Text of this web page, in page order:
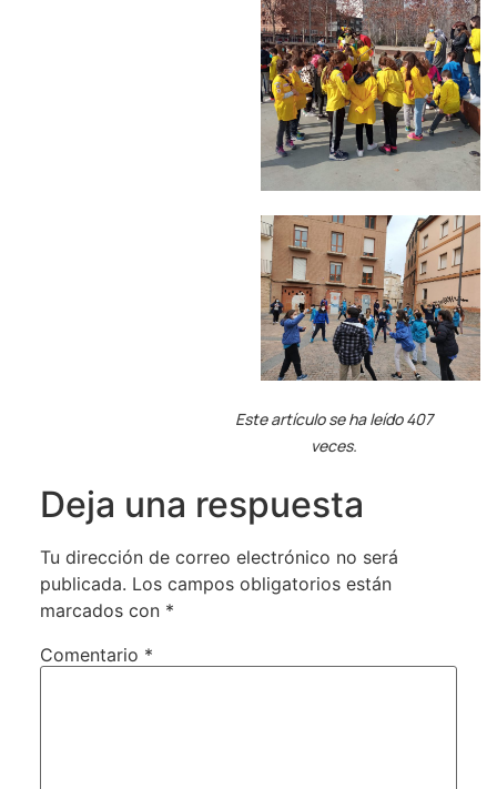
Este artículo se ha leído 407
veces.
Deja una respuesta
Tu dirección de correo electrónico no será
publicada. Los campos obligatorios están
marcados con *
Comentario *